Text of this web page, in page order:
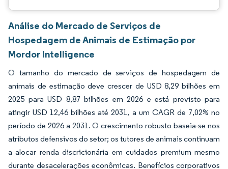
Análise do Mercado de Serviços de
Hospedagem de Animais de Estimação por
Mordor Intelligence
O tamanho do mercado de serviços de hospedagem de
animais de estimação deve crescer de USD 8,29 bilhões em
2025 para USD 8,87 bilhões em 2026 e está previsto para
atingir USD 12,46 bilhões até 2031, a um CAGR de 7,02% no
período de 2026 a 2031. O crescimento robusto baseia-se nos
atributos defensivos do setor; os tutores de animais continuam
a alocar renda discricionária em cuidados premium mesmo
durante desacelerações econômicas. Benefícios corporativos